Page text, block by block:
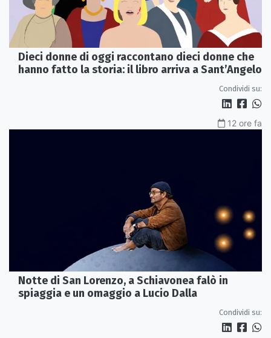
Dieci donne di oggi raccontano dieci donne che
hanno fatto la storia: il libro arriva a Sant’Angelo
Condividi su:
12 ore fa
Notte di San Lorenzo, a Schiavonea falò in
spiaggia e un omaggio a Lucio Dalla
Condividi su: